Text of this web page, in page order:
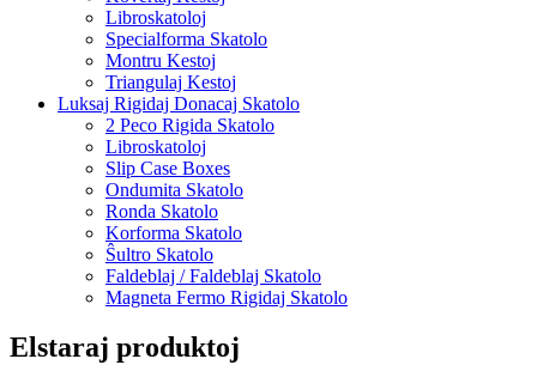
Libroskatoloj
Specialforma Skatolo
Montru Kestoj
Triangulaj Kestoj
Luksaj Rigidaj Donacaj Skatolo
2 Peco Rigida Skatolo
Libroskatoloj
Slip Case Boxes
Ondumita Skatolo
Ronda Skatolo
Korforma Skatolo
Ŝultro Skatolo
Faldeblaj / Faldeblaj Skatolo
Magneta Fermo Rigidaj Skatolo
Elstaraj produktoj